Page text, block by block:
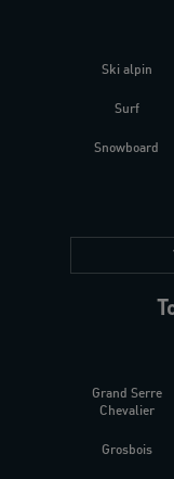
Ski alpin
Surf
Snowboard
Grand Serre
Chevalier
Grosbois